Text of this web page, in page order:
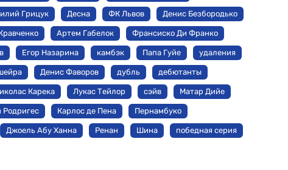
Грицук Десна ФК Львов Денис Безбородько
Артем Габелок Франсиско Ди Франко
Егор Назарина камбэк Папа Гуйе удаления
Денис Фаворов дубль дебютанты
Карека Лукас Тейлор сэйв Матар Дийе
Карлос де Пена Пернамбуко
Джоель Абу Ханна Ренан Шина победная серия